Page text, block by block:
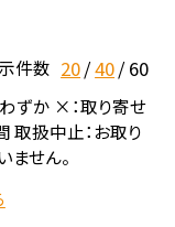
件数 20 40 60
ずか ×：取り寄せ
扱中止：お取り
ません。